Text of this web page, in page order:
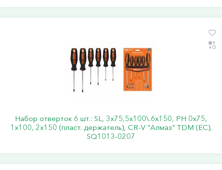
Набор отверток 6 шт.: SL, 3x75,5x100\.6x150, PH 0х75,
1x100, 2x150 (пласт. держатель), CR-V "Алмаз" TDM (ЕС),
SQ1013-0207